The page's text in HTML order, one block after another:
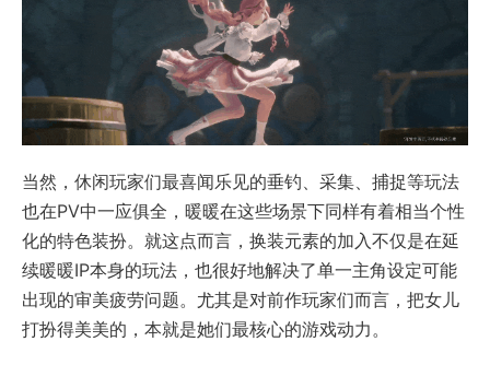
当然，休闲玩家们最喜闻乐见的垂钓、采集、捕捉等玩法
也在PV中一应俱全，暖暖在这些场景下同样有着相当个性
化的特色装扮。就这点而言，换装元素的加入不仅是在延
续暖暖IP本身的玩法，也很好地解决了单一主角设定可能
出现的审美疲劳问题。尤其是对前作玩家们而言，把女儿
打扮得美美的，本就是她们最核心的游戏动力。